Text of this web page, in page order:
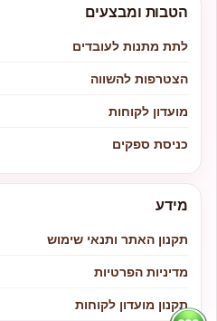
הטבות ומבצעים
לתת מתנות לעובדים
הצטרפות להשווה
מועדון לקוחות
כניסת ספקים
מידע
תקנון האתר ותנאי שימוש
מדיניות הפרטיות
תקנון מועדון לקוחות